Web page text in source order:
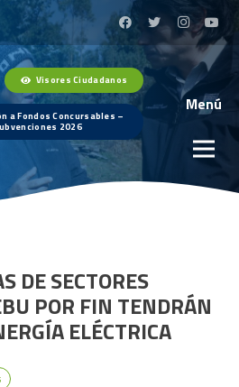
Visores Ciudadanos
a Fondos Concursables –
2026
Menú
DE SECTORES
POR FIN TENDRÁN
ELÉCTRICA